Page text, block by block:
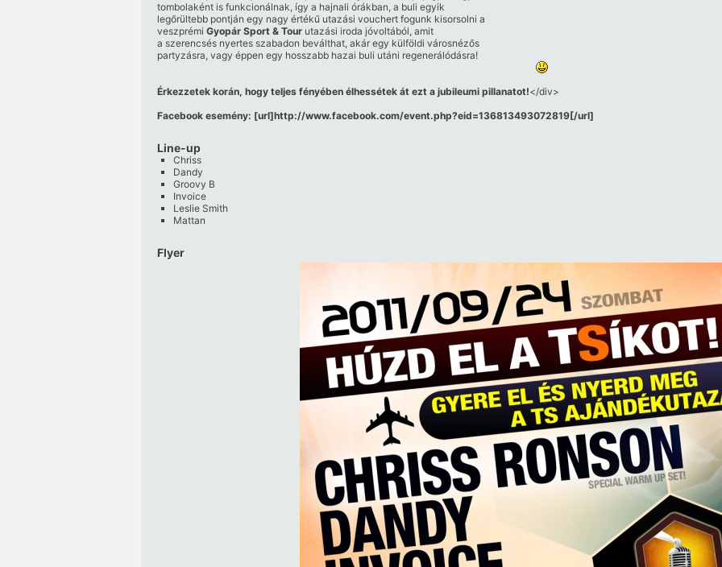
tombolaként is funkcionálnak, így a hajnali órákban, a buli egyik
legőrültebb pontján egy nagy értékű utazási vouchert fogunk kisorsolni a
veszprémi Gyopár Sport & Tourutazási iroda jóvoltából, amit
a szerencsés nyertes szabadon beválthat, akár egy külföldi városnézős
partyzásra, vagy éppen egy hosszabb hazai buli utáni regenerálódásra!
Érkezzetek korán, hogy teljes fényében élhessétek át ezt a jubileumi pillanatot!</div>
Facebook esemény: [url]http:/​/​www.facebook.com/​event.php?eid=136813493072819[/​url]
Line-up
Chriss
Dandy
Groovy B
Invoice
Leslie Smith
Mattan
Flyer